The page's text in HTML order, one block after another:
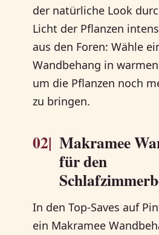
der natürliche Look
Licht der Pflanzen
aus den Foren: Wähle
Wandbehang in
um die Pflanzen noch
zu bringen.
02| Makramee
für den
In den Top-Saves auf
ein Makramee